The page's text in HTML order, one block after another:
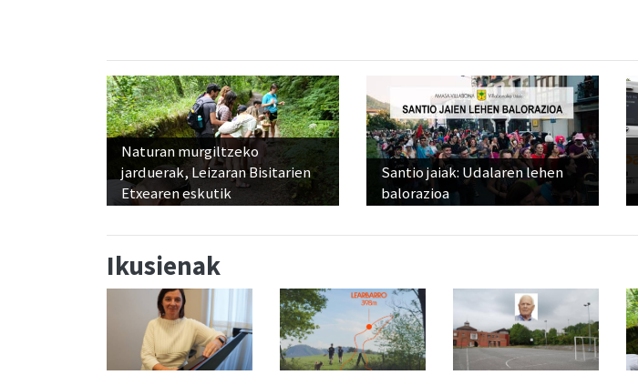
Naturan murgiltzeko
jarduerak, Leizaran Bisitarien
Etxearen eskutik
Santio jaiak: Udalaren lehen
balorazioa
Ikusienak